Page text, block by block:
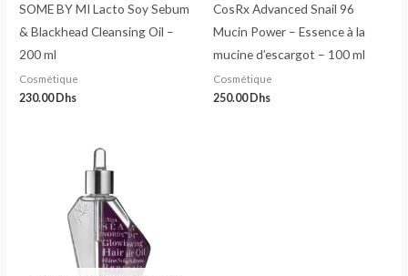
SOME BY MI Lacto Soy Sebum
& Blackhead Cleansing Oil –
200 ml
Cosmétique
230.00 Dhs
CosRx Advanced Snail 96
Mucin Power – Essence à la
mucine d’escargot – 100 ml
Cosmétique
250.00 Dhs